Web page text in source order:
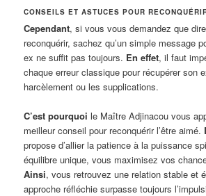
CONSEILS ET ASTUCES POUR
Cependant, si vous vous demandez que
reconquérir, sachez qu’un simple message
ex ne suffit pas toujours. En effet, il faut
chaque erreur classique pour récupérer son
harcèlement ou les supplications.
C’est pourquoi le Maître Adjinacou vous
meilleur conseil pour reconquérir l’être aimé.
propose d’allier la patience à la puissance
équilibre unique, vous maximisez vos
Ainsi, vous retrouvez une relation stable et
approche réfléchie surpasse toujours